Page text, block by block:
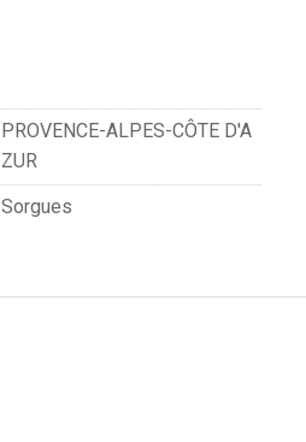
PROVENCE-ALPES-CÔTE D'A
ZUR
Sorgues